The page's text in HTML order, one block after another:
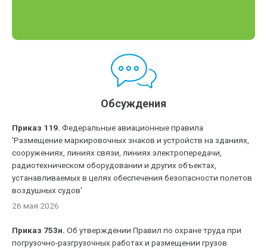
Обсуждения
Приказ 119. Федеральные авиационные правила
'Размещение маркировочных знаков и устройств на зданиях,
сооружениях, линиях связи, линиях электропередачи,
радиотехническом оборудовании и других объектах,
устанавливаемых в целях обеспечения безопасности полетов
воздушных судов'
26 мая 2026
Приказ 753н. Об утверждении Правил по охране труда при
погрузочно-разгрузочных работах и размещении грузов